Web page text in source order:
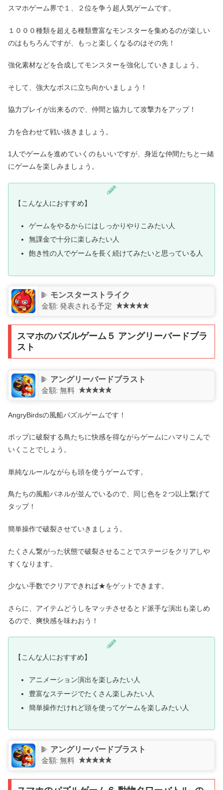
スマホゲーム界で１、２位を争う超人気ゲームです。
１０００種類を超える種類豊富なモンスターを集めるのが楽しい
のはもちろんですが、もっと楽しくなるのはその先！
強化素材などを合成してモンスターを強化していきましょう。
そして、強大なボスに立ち向かいましょう！
協力プレイが出来るので、仲間と協力して攻撃力をアップ！
力を合わせて戦い抜きましょう。
1人でゲームを進めていくのもいいですが、身近な仲間たちと一緒
にゲームを楽しみましょう。
【こんな人におすすめ】
ゲームをやるからにはしっかりやりこみたい人
無課金で十分に楽しみたい人
飽き性の人でゲームを長く続けてみたいと思っている人
モンスターストライク
金額: 発表される予定
スマホのパズルゲーム５ アングリーバードブラ
スト
アングリーバードブラスト
金額: 無料
AngryBirdsの風船パズルゲームです！
ポップに破裂する鳥たちに快感を得ながらゲームにハマりこんで
いくことでしょう。
単純なルールながらも頭を使うゲームです。
鳥たちの風船パネルが並んでいるので、同じ色を２つ以上繋げて
タップ！
簡単操作で破裂させていきましょう。
たくさん繋がった状態で破裂させることでステージをクリアしや
すくなります。
少ない手数でクリアできれば★をゲットできます。
さらに、アイテムどうしをマッチさせるとド派手な演出も楽しめ
るので、爽快感を味わおう！
【こんな人におすすめ】
アニメーション演出を楽しみたい人
豊富なステージでたくさん楽しみたい人
簡単操作だけれど頭を使ってゲームを楽しみたい人
アングリーバードブラスト
金額: 無料